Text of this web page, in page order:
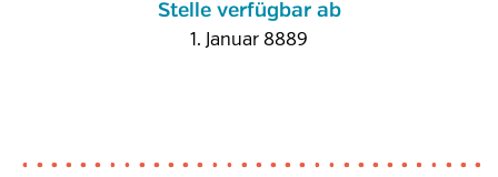
Stelle verfügbar ab
1. Januar 8889